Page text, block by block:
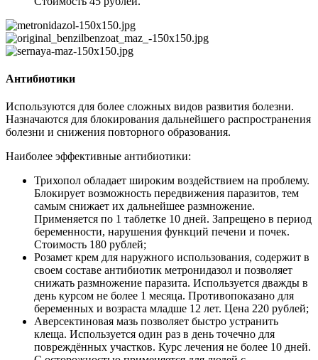
Антибиотики
Используются для более сложных видов развития болезни.
Назначаются для блокирования дальнейшего распространения
болезни и снижения повторного образования.
Наиболее эффективные антибиотики:
Трихопол обладает широким воздействием на проблему.
Блокирует возможность передвижения паразитов, тем
самым снижает их дальнейшее размножение.
Применяется по 1 таблетке 10 дней. Запрещено в период
беременности, нарушения функций печени и почек.
Стоимость 180 рублей;
Розамет крем для наружного использования, содержит в
своем составе антибиотик метронидазол и позволяет
снижать размножение паразита. Используется дважды в
день курсом не более 1 месяца. Противопоказано для
беременных и возраста младше 12 лет. Цена 220 рублей;
Аверсектиновая мазь позволяет быстро устранить
клеща. Используется один раз в день точечно для
повреждённых участков. Курс лечения не более 10 дней.